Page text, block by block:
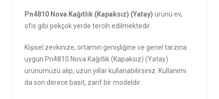
Pn4810 Nova Kağıtlık (Kapaksız) (Yatay) ürünü ev,
ofis gibi pekçok yerde tercih edilmektedir.
Kişisel zevkinize, ortamın genişliğine ve genel tarzına
uygun Pn4810 Nova Kağıtlık (Kapaksız) (Yatay)
ürünümüzü alıp, uzun yıllar kullanabilirsiniz. Kullanımı
da son derece basit, zarif bir modeldir.